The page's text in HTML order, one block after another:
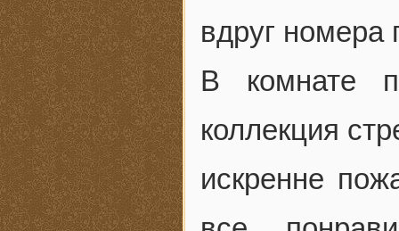
вдруг номера
В комнате
коллекция
искренне